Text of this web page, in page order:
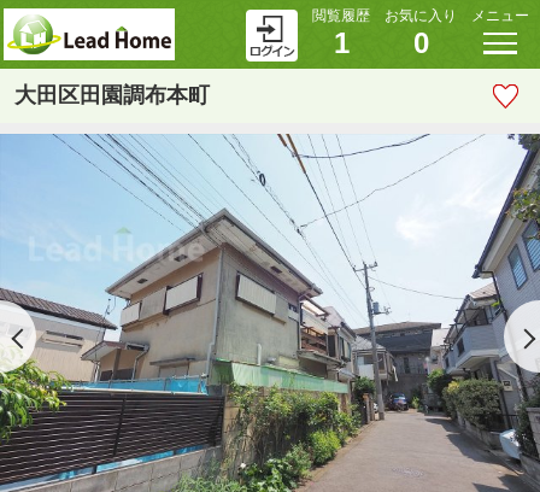
閲覧履歴
1
お気に入り
0
メニュー
大田区田園調布本町